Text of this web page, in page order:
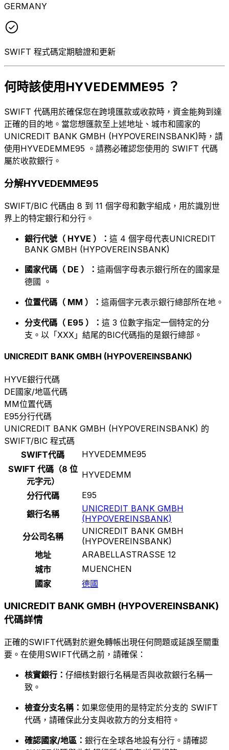
GERMANY
SWIFT 程式碼定期驗證和更新
何時該使用HYVEDEMME95 ？
SWIFT 代碼用於確保您在跨境匯款或收款時，資金能夠到達
正確的目的地。當您想匯款至上述地址、城市和國家的
UNICREDIT BANK GMBH (HYPOVEREINSBANK)時，請
使用HYVEDEMME95 。請務必確認您使用的 SWIFT 代碼
屬於收款銀行。
分解HYVEDEMME95
SWIFT/BIC 代碼由 8 到 11 個字母和數字組成，用於識別世
界上的特定銀行和分行。
銀行代號（ HYVE ）： 這 4 個字母代表UNICREDIT
BANK GMBH (HYPOVEREINSBANK)
國家代碼（ DE ）： 這兩個字母表示銀行所在的國家是
德國 。
位置代碼（ MM ）： 這兩個字元表示銀行總部所在地。
分支代碼（ E95 ）： 這 3 位數字指定一個特定的分
支。以「XXX」結尾的BIC代碼指的是銀行總部。
UNICREDIT BANK GMBH (HYPOVEREINSBANK)
HYVE銀行代碼
DE國家/地區代碼
MM位置代碼
E95分行代碼
UNICREDIT BANK GMBH (HYPOVEREINSBANK) 的
SWIFT/BIC 程式碼
SWIFT代碼
HYVEDEMME95
SWIFT 代碼（8 位
元字元）
HYVEDEMM
分行代碼
E95
銀行名稱
UNICREDIT BANK GMBH
(HYPOVEREINSBANK)
分公司名稱
UNICREDIT BANK GMBH
(HYPOVEREINSBANK)
地址
ARABELLASTRASSE 12
城市
MUENCHEN
國家
德國
UNICREDIT BANK GMBH (HYPOVEREINSBANK)
代碼詳情
正確的SWIFT代碼對於避免轉帳出現任何問題或延誤至關重
要。在使用SWIFT代碼之前，請確保：
核實銀行： 仔細核對銀行名稱是否與收款銀行名稱一
致。
檢查分支名稱： 如果您使用的是特定於分支的 SWIFT
代碼，請確保此分支與收款方的分支相符。
確認國家/地區： 銀行在全球各地設有分行。請確認